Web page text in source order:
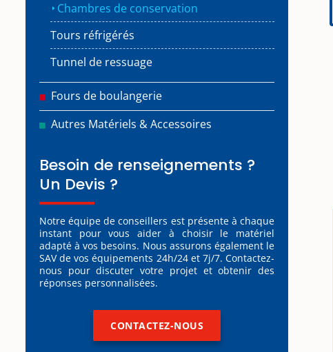
Chambres de conservation
Tours réfrigérés
Tunnel de ressuage
Fours de boulangerie
Autres Matériels & Accessoires
Besoin de renseignements ?
Un Devis ?
Notre équipe de conseillers est présente à chaque
instant pour vous aider à choisir le matériel
adapté à vos besoins. Nous assurons également le
SAV de vos équipements 24h/24 et 7j/7. Contactez-
nous pour discuter votre projet et obtenir des
réponses personnalisées.
CONTACTEZ-NOUS